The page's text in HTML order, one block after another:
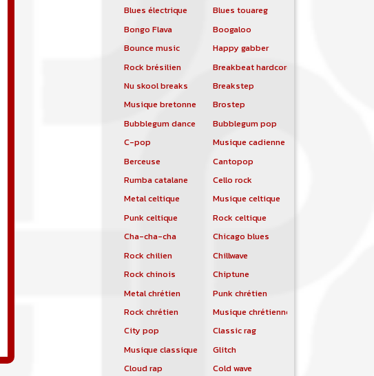
Blues électrique
Blues touareg
Bongo Flava
Boogaloo
Bounce music
Happy gabber
Rock brésilien
Breakbeat hardcore
Nu skool breaks
Breakstep
Musique bretonne
Brostep
Bubblegum dance
Bubblegum pop
C-pop
Musique cadienne
Berceuse
Cantopop
Rumba catalane
Cello rock
Metal celtique
Musique celtique
Punk celtique
Rock celtique
Cha-cha-cha
Chicago blues
Rock chilien
Chillwave
Rock chinois
Chiptune
Metal chrétien
Punk chrétien
Rock chrétien
Musique chrétienne contemporaine
City pop
Classic rag
Musique classique
Glitch
Cloud rap
Cold wave